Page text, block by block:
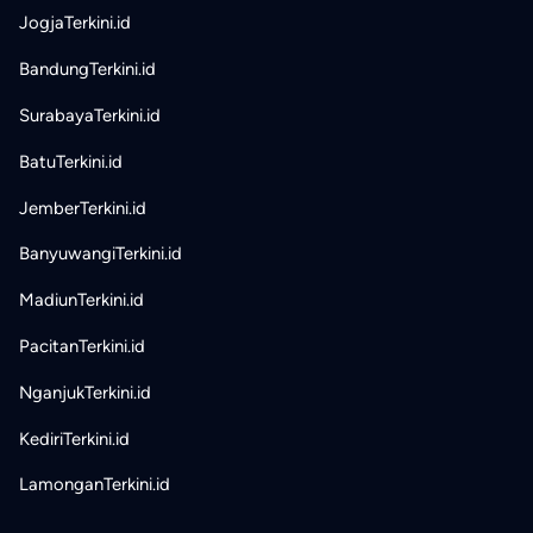
JogjaTerkini.id
BandungTerkini.id
SurabayaTerkini.id
BatuTerkini.id
JemberTerkini.id
BanyuwangiTerkini.id
MadiunTerkini.id
PacitanTerkini.id
NganjukTerkini.id
KediriTerkini.id
LamonganTerkini.id